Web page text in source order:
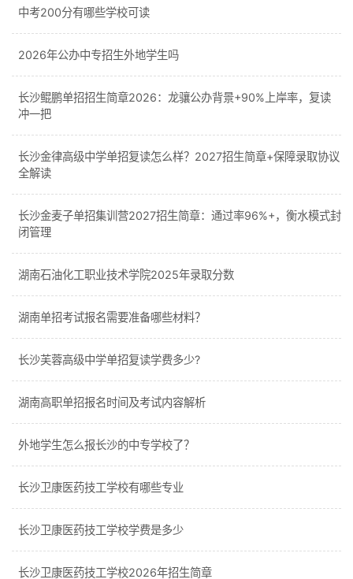
中考200分有哪些学校可读
2026年公办中专招生外地学生吗
长沙鲲鹏单招招生简章2026：龙骧公办背景+90%上岸率，复读
冲一把
长沙金律高级中学单招复读怎么样？2027招生简章+保障录取协议
全解读
长沙金麦子单招集训营2027招生简章：通过率96%+，衡水模式封
闭管理
湖南石油化工职业技术学院2025年录取分数
湖南单招考试报名需要准备哪些材料？
长沙芙蓉高级中学单招复读学费多少?
湖南高职单招报名时间及考试内容解析
外地学生怎么报长沙的中专学校了？
长沙卫康医药技工学校有哪些专业
长沙卫康医药技工学校学费是多少
长沙卫康医药技工学校2026年招生简章